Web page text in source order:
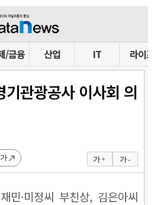
/금융 산업 IT 라이프
관광공사 이사회 의
가 + 가 -
민·미정씨 부친상, 김은아씨